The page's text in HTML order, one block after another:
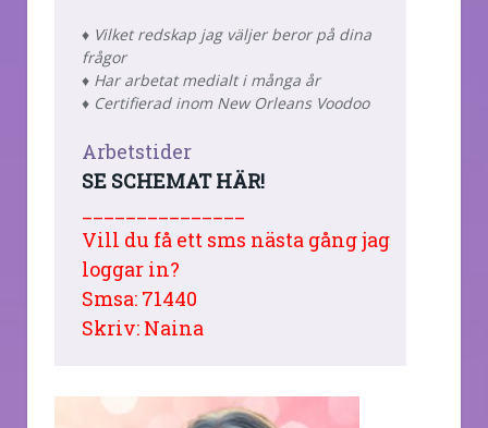
♦ Vilket redskap jag väljer beror på dina
frågor
♦ Har arbetat medialt i många år
♦ Certifierad inom New Orleans Voodoo
Arbetstider
SE SCHEMAT HÄR!
Vill du få ett sms nästa gång jag
loggar in?
Smsa: 71440
Skriv: Naina